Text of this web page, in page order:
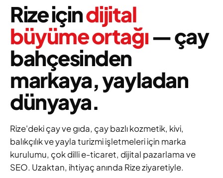
Rize içindijital
büyüme ortağı— çay
bahçesinden
markaya, yayladan
dünyaya.
Rize'deki çay ve gıda, çay bazlı kozmetik, kivi,
balıkçılık ve yayla turizmi işletmeleri için marka
kurulumu, çok dilli e-ticaret, dijital pazarlama ve
SEO. Uzaktan, ihtiyaç anında Rize ziyaretiyle.